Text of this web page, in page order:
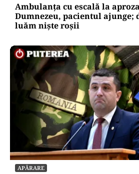
Ambulanța cu escală la
Dumnezeu, pacientul ajunge;
luăm niște roșii
APĂRARE